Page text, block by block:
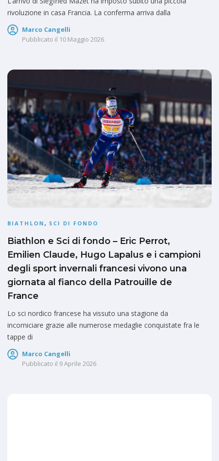
rivoluzione in casa Francia. La conferma arriva dalla
Marco Cangelli
Pubblicato il 10 Maggio 2026
BIATHLON , SCI DI FONDO
Biathlon e Sci di fondo – Eric Perrot,
Emilien Claude, Hugo Lapalus e i campioni
degli sport invernali francesi vivono una
giornata al fianco della Patrouille de
France
Lo sci nordico francese ha vissuto una stagione da
incorniciare grazie alle numerose medaglie conquistate fra le
tappe di
Marco Cangelli
Pubblicato il 9 Aprile 2026